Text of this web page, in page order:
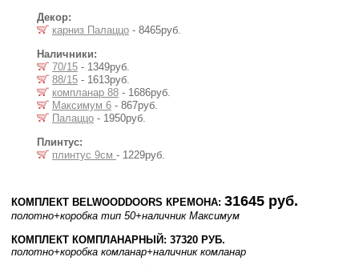
Декор:
карниз Палаццо - 8465руб.
Наличники:
70/15 - 1349руб.
88/15 - 1613руб.
компланар 88 - 1686руб.
Максимум 6 - 867руб.
Палаццо - 1950руб.
Плинтус:
плинтус 9см - 1229руб.
КОМПЛЕКТ BELWOODDOORS КРЕМОНА: 31645 руб.
полотно+коробка тип 50+наличник Максимум
КОМПЛЕКТ КОМПЛАНАРНЫЙ: 37320 РУБ.
полотно+коробка комланар+наличник комланар